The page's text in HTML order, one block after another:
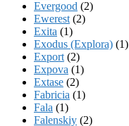
Evergood (2)
Ewerest (2)
Exita (1)
Exodus (Explora) (1)
Export (2)
Expova (1)
Extase (2)
Fabricia (1)
Fala (1)
Falenskiy (2)